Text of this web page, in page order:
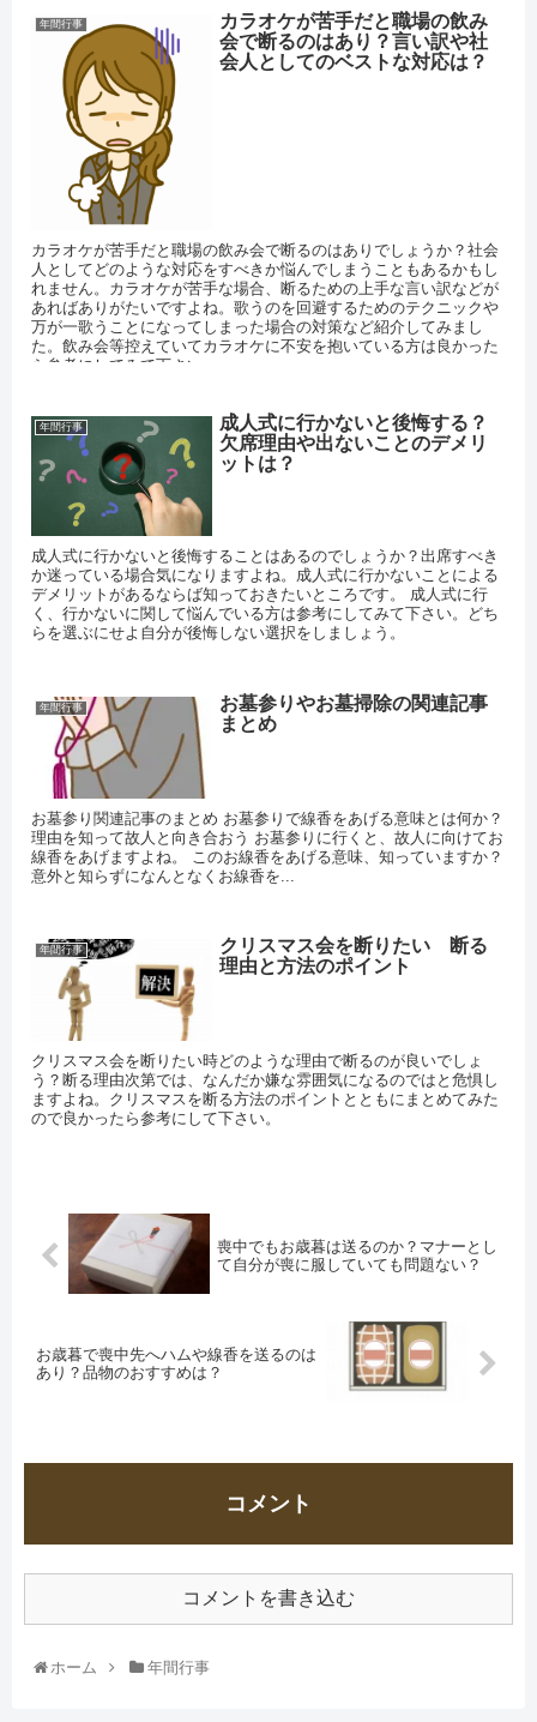
年間行事
カラオケが苦手だと職場の飲み
会で断るのはあり？言い訳や社
会人としてのベストな対応は？
カラオケが苦手だと職場の飲み会で断るのはありでしょうか？社会
人としてどのような対応をすべきか悩んでしまうこともあるかもし
れません。カラオケが苦手な場合、断るための上手な言い訳などが
あればありがたいですよね。歌うのを回避するためのテクニックや
万が一歌うことになってしまった場合の対策など紹介してみまし
た。飲み会等控えていてカラオケに不安を抱いている方は良かった
ら参考にしてみて下さい。
年間行事
成人式に行かないと後悔する？
欠席理由や出ないことのデメリ
ットは？
成人式に行かないと後悔することはあるのでしょうか？出席すべき
か迷っている場合気になりますよね。成人式に行かないことによる
デメリットがあるならば知っておきたいところです。 成人式に行
く、行かないに関して悩んでいる方は参考にしてみて下さい。どち
らを選ぶにせよ自分が後悔しない選択をしましょう。
年間行事
お墓参りやお墓掃除の関連記事
まとめ
お墓参り関連記事のまとめ お墓参りで線香をあげる意味とは何か？
理由を知って故人と向き合おう お墓参りに行くと、故人に向けてお
線香をあげますよね。 このお線香をあげる意味、知っていますか？
意外と知らずになんとなくお線香を...
年間行事
クリスマス会を断りたい 断る
理由と方法のポイント
クリスマス会を断りたい時どのような理由で断るのが良いでしょ
う？断る理由次第では、なんだか嫌な雰囲気になるのではと危惧し
ますよね。クリスマスを断る方法のポイントとともにまとめてみた
ので良かったら参考にして下さい。
喪中でもお歳暮は送るのか？マナーとし
て自分が喪に服していても問題ない？
お歳暮で喪中先へハムや線香を送るのは
あり？品物のおすすめは？
コメント
コメントを書き込む
ホーム 年間行事